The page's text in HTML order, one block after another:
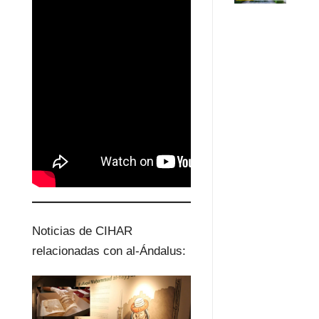
Noticias de CIHAR
relacionadas con al-Ándalus: